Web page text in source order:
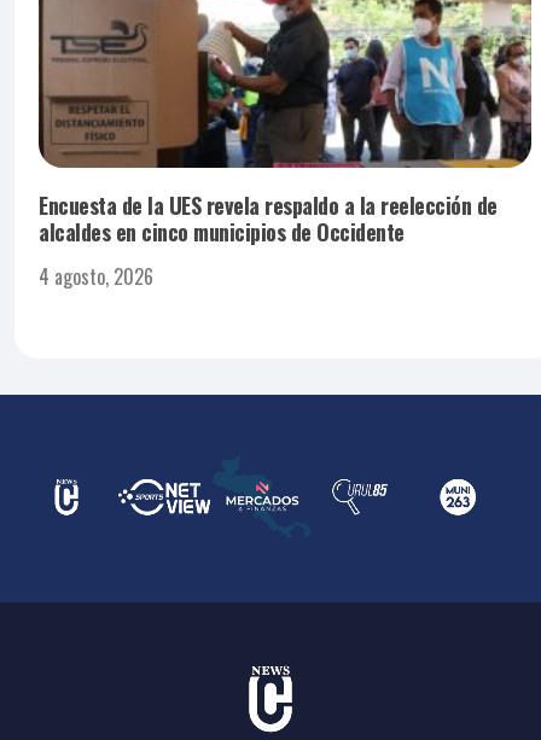
Encuesta de la UES revela respaldo a la reelección de
alcaldes en cinco municipios de Occidente
4 agosto, 2026